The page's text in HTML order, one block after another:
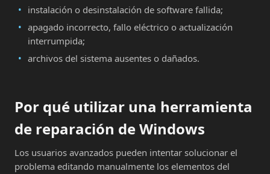
instalación o desinstalación de software fallida;
apagado incorrecto, fallo eléctrico o actualización
interrumpida;
archivos del sistema ausentes o dañados.
Por qué utilizar una herramienta
de reparación de Windows
Los usuarios avanzados pueden intentar solucionar el
problema editando manualmente los elementos del